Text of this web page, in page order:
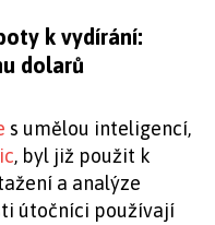
k vydírání:
dolarů
s umělou inteligencí,
, byl již použit k
a analýze
útočníci používají